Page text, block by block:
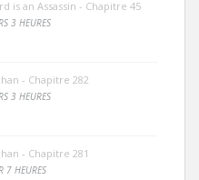
is an Assassin - Chapitre 45
3 HEURES
- Chapitre 282
3 HEURES
- Chapitre 281
7 HEURES